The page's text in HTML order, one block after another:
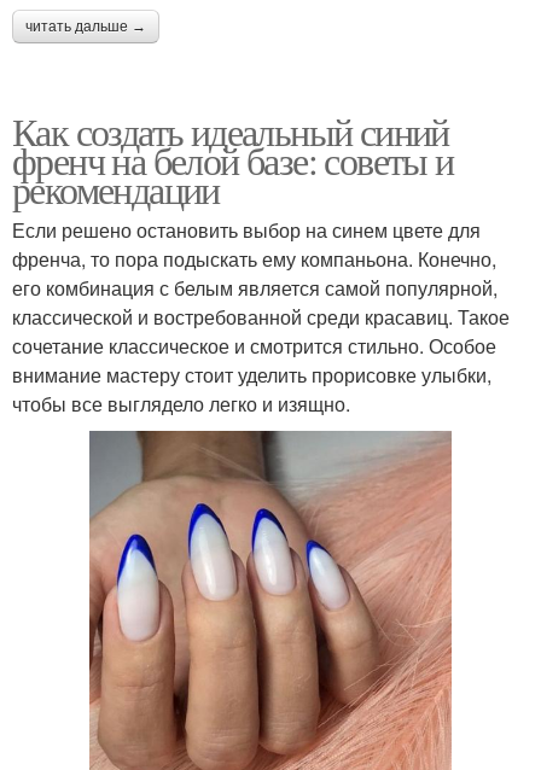
читать дальше →
Как создать идеальный синий
френч на белой базе: советы и
рекомендации
Если решено остановить выбор на синем цвете для
френча, то пора подыскать ему компаньона. Конечно,
его комбинация с белым является самой популярной,
классической и востребованной среди красавиц. Такое
сочетание классическое и смотрится стильно. Особое
внимание мастеру стоит уделить прорисовке улыбки,
чтобы все выглядело легко и изящно.